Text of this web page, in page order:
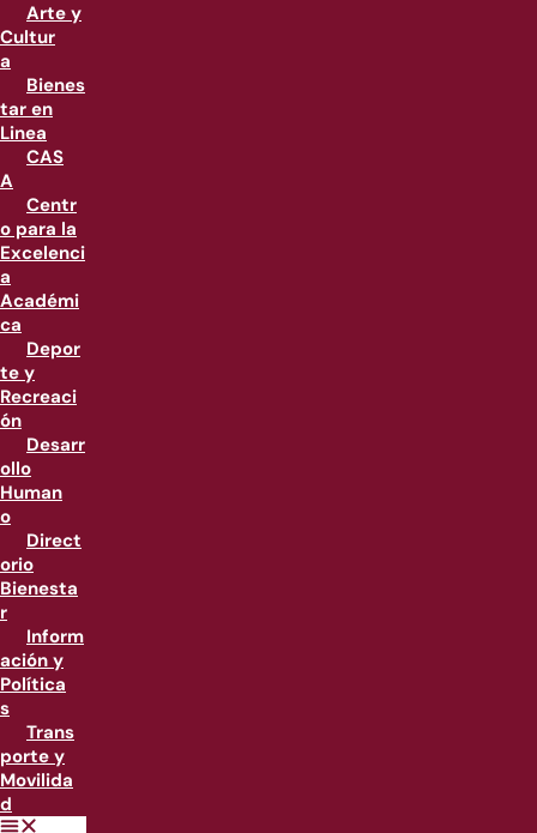
Arte y
Cultur
a
Bienes
tar en
Linea
CAS
A
Centr
o para la
Excelenci
a
Académi
ca
Depor
te y
Recreaci
ón
Desarr
ollo
Human
o
Direct
orio
Bienesta
r
Inform
ación y
Política
s
Trans
porte y
Movilida
d